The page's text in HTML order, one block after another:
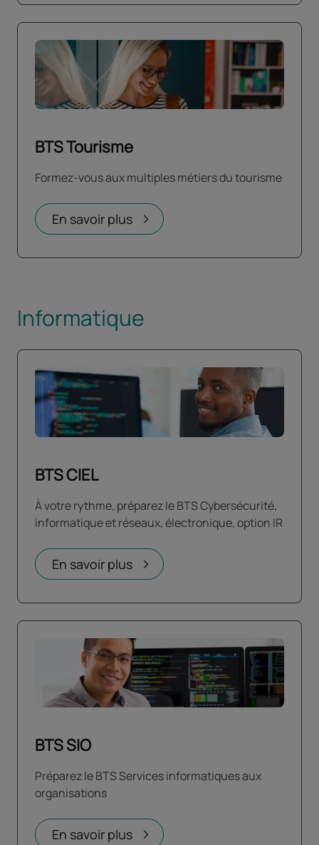
BTS Tourisme
Formez-vous aux multiples métiers du tourisme
En savoir plus
Informatique
BTS CIEL
À votre rythme, préparez le BTS Cybersécurité,
informatique et réseaux, électronique, option IR
En savoir plus
BTS SIO
Préparez le BTS Services informatiques aux
organisations
En savoir plus